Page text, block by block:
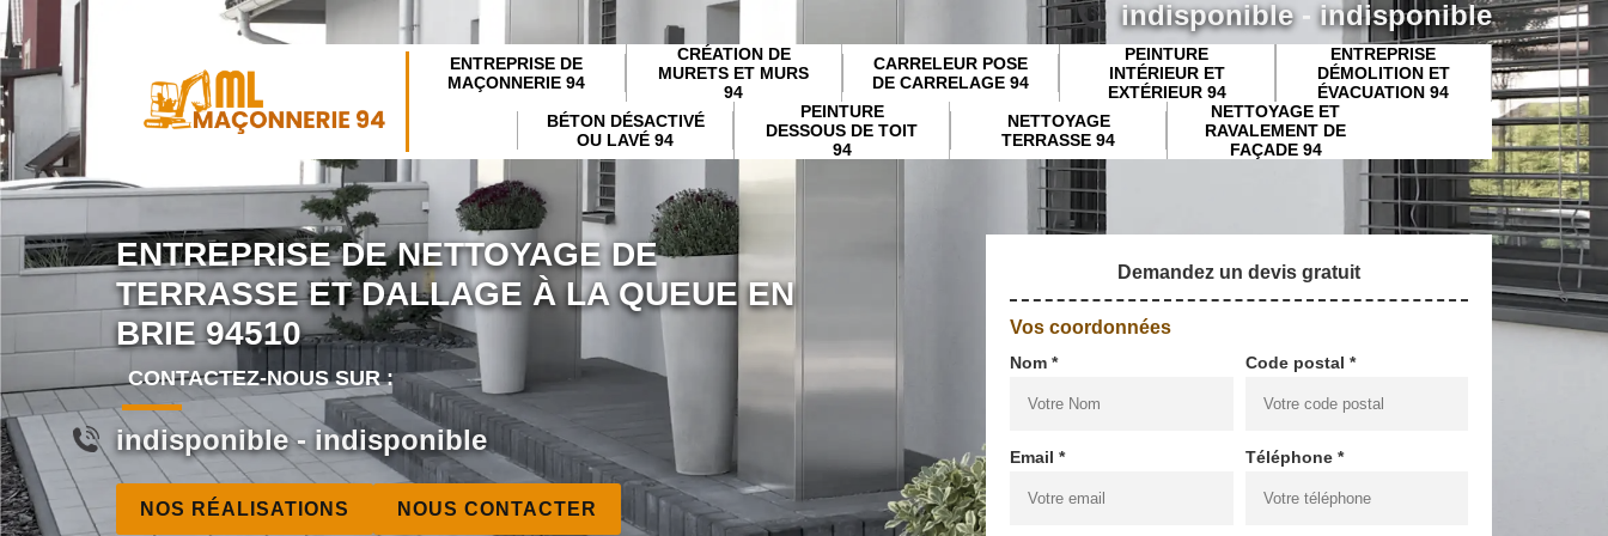
indisponible-indisponible
ENTREPRISE DE
MAÇONNERIE 94
CRÉATION DE
MURETS ET MURS
94
CARRELEUR POSE
DE CARRELAGE 94
PEINTURE
INTÉRIEUR ET
EXTÉRIEUR 94
ENTREPRISE
DÉMOLITION ET
ÉVACUATION 94
BÉTON DÉSACTIVÉ
OU LAVÉ 94
PEINTURE
DESSOUS DE TOIT
94
NETTOYAGE
TERRASSE 94
NETTOYAGE ET
RAVALEMENT DE
FAÇADE 94
ENTREPRISE DE NETTOYAGE DE
TERRASSE ET DALLAGE À LA QUEUE EN
BRIE 94510
CONTACTEZ-NOUS SUR :
indisponible-indisponible
NOS RÉALISATIONS NOUS CONTACTER
Demandez un devis gratuit
Vos coordonnées
Nom * Code postal *
Email * Téléphone *